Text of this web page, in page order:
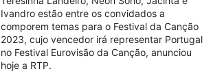
Ivandro estão entre os convidados a
comporem temas para o Festival da Canção
2023, cujo vencedor irá representar Portugal
no Festival Eurovisão da Canção, anunciou
hoje a RTP.